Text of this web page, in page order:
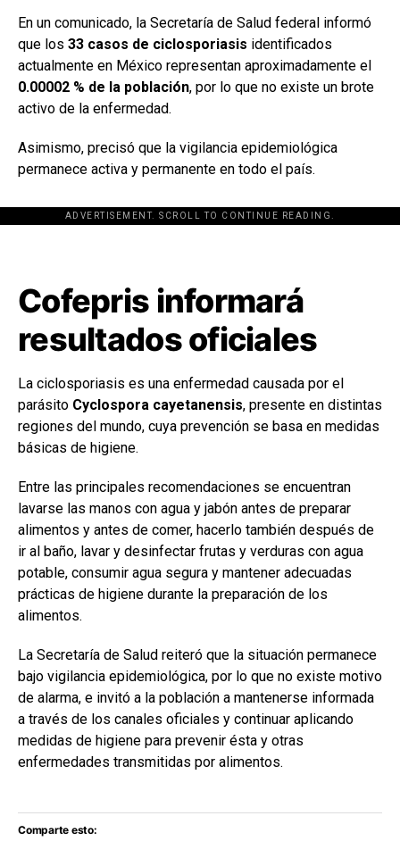
En un comunicado, la Secretaría de Salud federal informó
que los 33 casos de ciclosporiasis identificados
actualmente en México representan aproximadamente el
0.00002 % de la población, por lo que no existe un brote
activo de la enfermedad.
Asimismo, precisó que la vigilancia epidemiológica
permanece activa y permanente en todo el país.
ADVERTISEMENT. SCROLL TO CONTINUE READING.
[adsforwp id="243463"]
Cofepris informará
resultados oficiales
La ciclosporiasis es una enfermedad causada por el
parásito Cyclospora cayetanensis, presente en distintas
regiones del mundo, cuya prevención se basa en medidas
básicas de higiene.
Entre las principales recomendaciones se encuentran
lavarse las manos con agua y jabón antes de preparar
alimentos y antes de comer, hacerlo también después de
ir al baño, lavar y desinfectar frutas y verduras con agua
potable, consumir agua segura y mantener adecuadas
prácticas de higiene durante la preparación de los
alimentos.
La Secretaría de Salud reiteró que la situación permanece
bajo vigilancia epidemiológica, por lo que no existe motivo
de alarma, e invitó a la población a mantenerse informada
a través de los canales oficiales y continuar aplicando
medidas de higiene para prevenir ésta y otras
enfermedades transmitidas por alimentos.
Comparte esto: